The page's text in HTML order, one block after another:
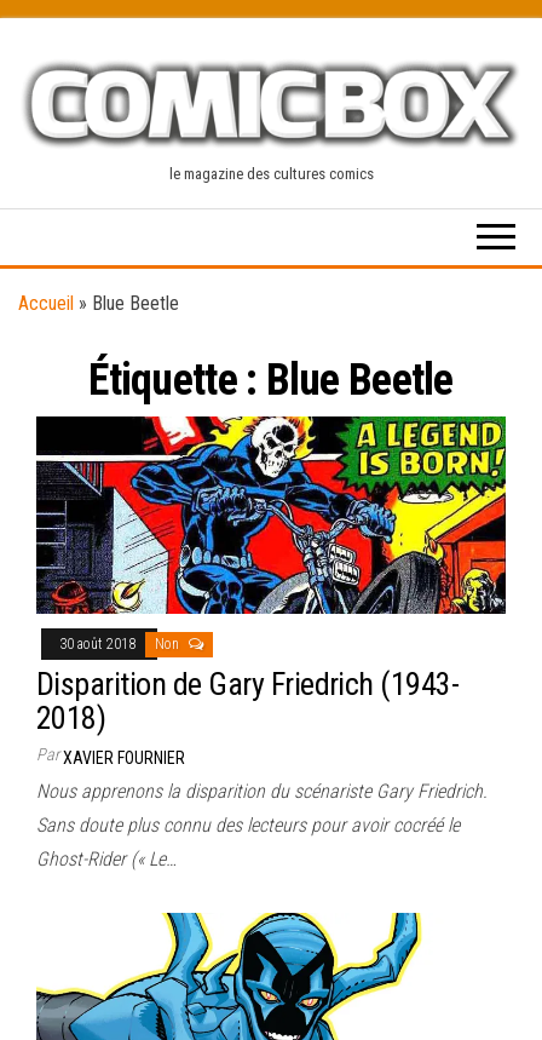
content
le magazine des cultures comics
Accueil » Blue Beetle
Étiquette : Blue Beetle
30 août 2018 Non
Disparition de Gary Friedrich (1943-
2018)
ParXAVIER FOURNIER
Nous apprenons la disparition du scénariste Gary Friedrich.
Sans doute plus connu des lecteurs pour avoir cocréé le
Ghost-Rider (« Le…